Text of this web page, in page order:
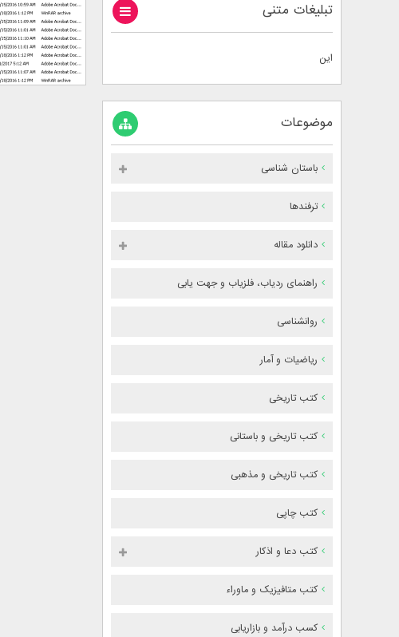
تبلیغات متنی
این
موضوعات
باستان شناسی
ترفندها
دانلود مقاله
راهنمای ردیاب، فلزیاب و جهت یابی
روانشناسی
ریاضیات و آمار
کتب تاریخی
کتب تاریخی و باستانی
کتب تاریخی و مذهبی
کتب چاپی
کتب دعا و اذکار
کتب متافیزیک و ماوراء
کسب درآمد و بازاریابی